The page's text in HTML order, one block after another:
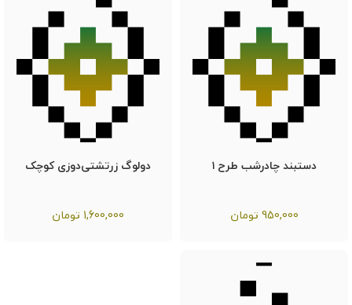
دستبند چادرشب طرح ۱
950,000 تومان
دولوگ زرتشتی‌دوزی کوچک
1,600,000 تومان